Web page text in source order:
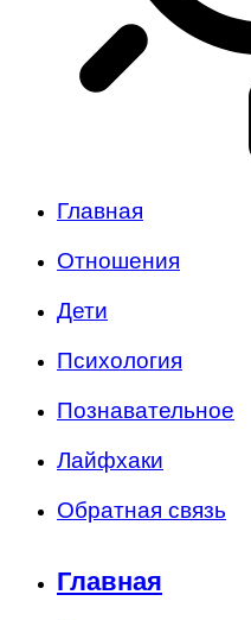
Главная
Отношения
Дети
Психология
Познавательное
Лайфхаки
Обратная связь
Главная